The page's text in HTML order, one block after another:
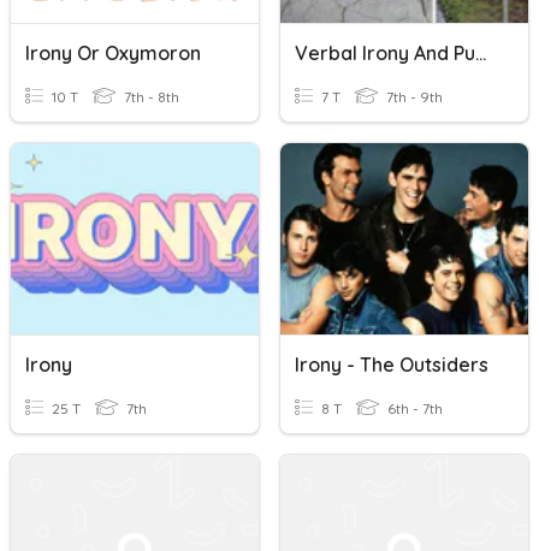
Irony Or Oxymoron
10 T 7th - 8th
Verbal Irony And Puns
7 T 7th - 9th
Irony
25 T 7th
Irony - The Outsiders
8 T 6th - 7th